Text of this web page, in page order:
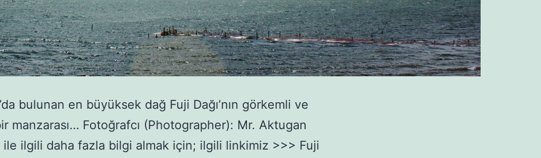
bulunan en büyüksek dağ Fuji Dağı’nın görkemli ve
manzarası… Fotoğrafcı (Photographer): Mr. Aktugan
ile ilgili daha fazla bilgi almak için; ilgili linkimiz >>> Fuji